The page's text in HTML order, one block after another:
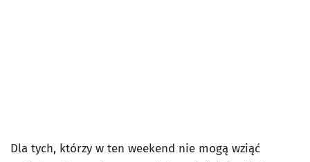
Dla tych, którzy w ten weekend nie mogą wziąć